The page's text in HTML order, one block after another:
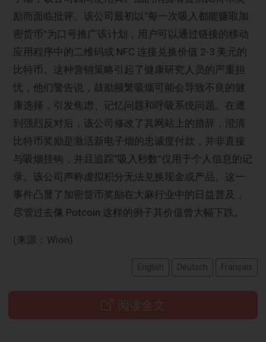
励而面临批评。该公司最初以“每一次吸入都能赚取加
密货币”为口号推广该计划，用户可以通过链接的移动
应用程序中的二维码或 NFC 连接兑换价值 2-3 美元的
比特币。这种营销策略引起了健康研究人员的严重担
忧，他们警告说，鼓励频繁吸烟可能会导致不良的健
康选择，引发焦虑、记忆问题和呼吸系统问题。在遭
到强烈反对后，该公司修改了其网站上的措辞，澄清
比特币奖励是激活新电子烟的忠诚度付款，并非直接
与吸烟挂钩，并且追踪“吸入秒数”仅用于个人信息的记
录。该公司声称虚拟积分无法兑换现金或产品。这一
事件凸显了加密货币奖励在大麻行业中的日益普及，
尽管过去像 Potcoin 这样的例子其价值曾大幅下跌。
(来源：Wion)
English Deutsch Français
阅读全文